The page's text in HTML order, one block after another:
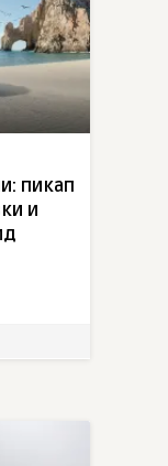
пикап
и